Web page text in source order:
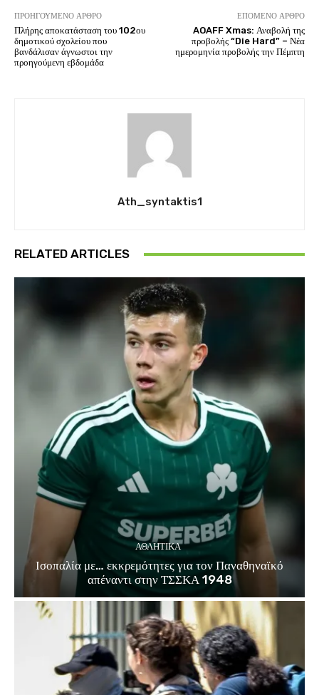
ΠΡΟΗΓΟΎΜΕΝΟ ΆΡΘΡΟ
Πλήρης αποκατάσταση του 102ου
δημοτικού σχολείου που
βανδάλισαν άγνωστοι την
προηγούμενη εβδομάδα
ΕΠΌΜΕΝΟ ΆΡΘΡΟ
AOAFF Xmas: Αναβολή της
προβολής “Die Hard” – Νέα
ημερομηνία προβολής την Πέμπτη
Ath_syntaktis1
RELATED ARTICLES
ΑΘΛΗΤΙΚΑ
Ισοπαλία με… εκκρεμότητες για τον Παναθηναϊκό
απέναντι στην ΤΣΣΚΑ 1948